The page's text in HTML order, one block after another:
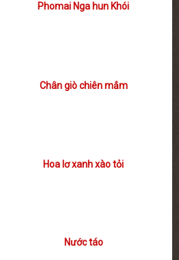
Phomai Nga hun Khói
Chân giò chiên mắm
Hoa lơ xanh xào tỏi
Nước táo